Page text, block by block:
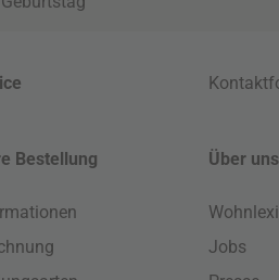
Bestellung Über uns
Jobs